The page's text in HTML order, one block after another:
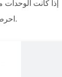
احرص دائماً على دقة وضوح عالية وتجنب تصغير الرمز عن الحجم الموصى به (2 سم × 2 سم للطباعة).